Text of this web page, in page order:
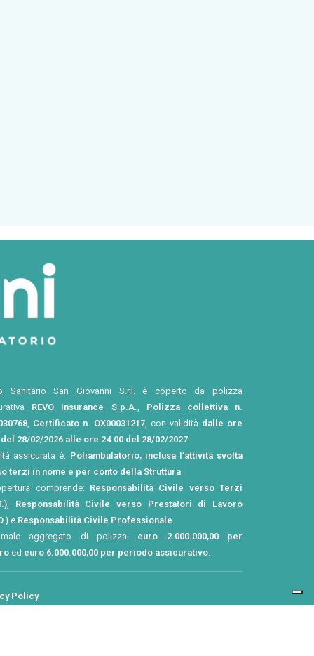
Sanitario San Giovanni S.r.l. è coperto da polizza
REVO Insurance S.p.A.
Polizza collettiva n.
Certificato n. OX00031217 , con validità dalle ore
del 28/02/2026 alle ore 24.00 del 28/02/2027
assicurata è: Poliambulatorio, inclusa l’attività svolta
terzi in nome e per conto della Struttura
comprende: Responsabilità Civile verso Terzi
Responsabilità Civile verso Prestatori di Lavoro
e Responsabilità Civile Professionale
aggregato di polizza: euro 2.000.000,00 per
ed euro 6.000.000,00 per periodo assicurativo
Policy